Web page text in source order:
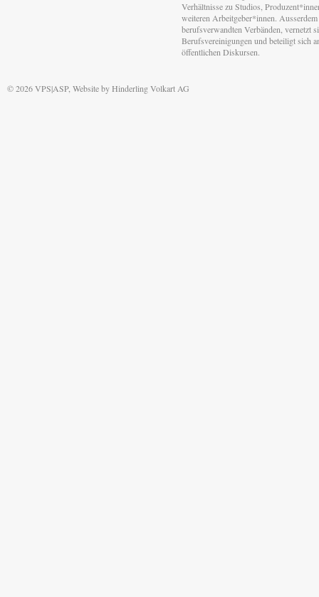
Verhältnisse zu Studios,
weiteren Arbeitgeber*innen.
berufsverwandten Verbänden, vernetzt
Berufsvereinigungen und beteiligt sich
öffentlichen Diskursen.
© 2026 VPS|ASP, Website byHinderling Volkart AG